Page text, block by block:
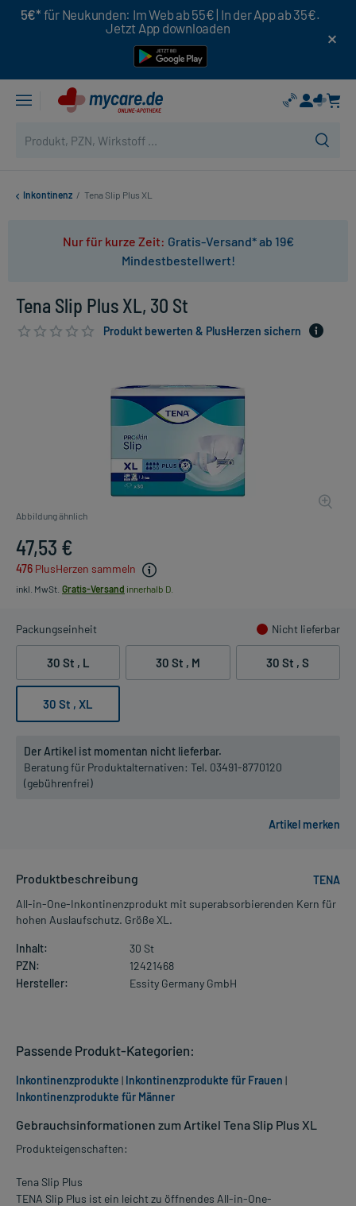
5€* für Neukunden: Im Web ab 55€ | In der App ab 35€.
Jetzt App downloaden
Inkontinenz / Tena Slip Plus XL
Nur für kurze Zeit: Gratis-Versand* ab 19€
Mindestbestellwert!
Tena Slip Plus XL, 30 St
Produkt bewerten & PlusHerzen sichern
Abbildung ähnlich
47,53 €
476 PlusHerzen sammeln
inkl. MwSt. Gratis-Versand innerhalb D.
Packungseinheit Nicht lieferbar
30 St , L 30 St , M 30 St , S
30 St , XL
Der Artikel ist momentan nicht lieferbar.
Beratung für Produktalternativen: Tel. 03491-8770120
(gebührenfrei)
Produktbeschreibung
TENA
All-in-One-Inkontinenzprodukt mit superabsorbierenden Kern für
hohen Auslaufschutz. Größe XL.
Inhalt:
30 St
PZN:
12421468
Hersteller:
Essity Germany GmbH
Gebrauchsinformationen zum Artikel Tena Slip Plus XL
Produkteigenschaften:
Tena Slip Plus
TENA Slip Plus ist ein leicht zu öffnendes All-in-One-
Passende Produkt-Kategorien:
Inkontinenzprodukte | Inkontinenzprodukte für Frauen |
Inkontinenzprodukte für Männer